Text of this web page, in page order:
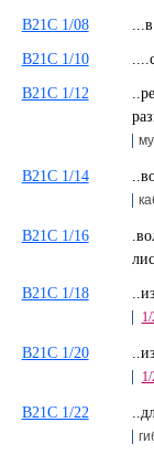
B21C 1/08
B21C 1/10
B21C 1/12
B21C 1/14
B21C 1/16
B21C 1/18
B21C 1/20
B21C 1/22